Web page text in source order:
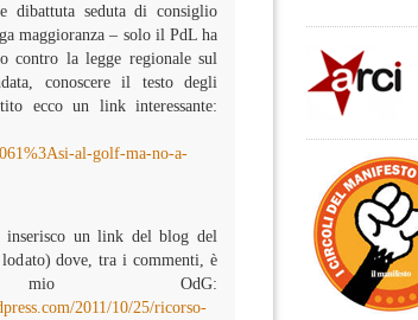
dibattuta seduta di consiglio
maggioranza – solo il PdL ha
contro la legge regionale sul
conoscere il testo degli
ecco un link interessante:
al-golf-ma-no-a-
un link del blog del
dove, tra i commenti, è
OdG:
2011/10/25/ricorso-